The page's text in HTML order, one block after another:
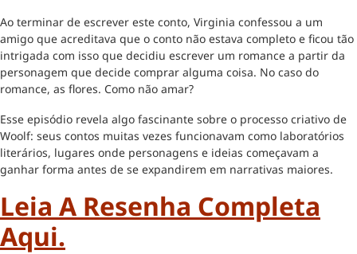
Ao terminar de escrever este conto, Virginia confessou a um
amigo que acreditava que o conto não estava completo e ficou tão
intrigada com isso que decidiu escrever um romance a partir da
personagem que decide comprar alguma coisa. No caso do
romance, as flores. Como não amar?
Esse episódio revela algo fascinante sobre o processo criativo de
Woolf: seus contos muitas vezes funcionavam como laboratórios
literários, lugares onde personagens e ideias começavam a
ganhar forma antes de se expandirem em narrativas maiores.
Leia A Resenha Completa
Aqui.